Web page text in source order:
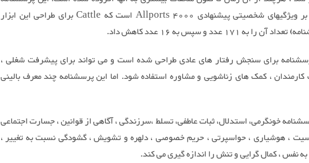
مبتنی بر ویژگیهای شخصیتی پیشنهادی Allports 4000 است که Cattle برای طراحی این ابزار
آن را به 171 عدد و سپس به 16 عدد کاهش داد.
برای سنجش رفتار های عادی طراحی شده است و می تواند برای پیشرفت شغلی ،
کارمندان ، کمک های زناشویی و مشاوره استفاده شود. اما این پرسشنامه چند معرف بالینی
خونگرمی، استدلال، ثبات عاطفی، تسلط ،سرزندگی ، آگاهی از قوانین ، جسارت اجتماعی
، هوشیاری ، حواسپرتی ، حریم خصوصی ، دلهره و تشویش ، گشودگی نسبت به تغییر ،
به نفس ، کمال گرایی و تنش را اندازه گیری می کند.